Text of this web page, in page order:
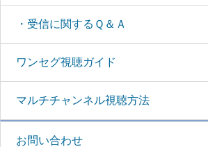
・受信に関するＱ＆Ａ
ワンセグ視聴ガイド
マルチチャンネル視聴方法
お問い合わせ